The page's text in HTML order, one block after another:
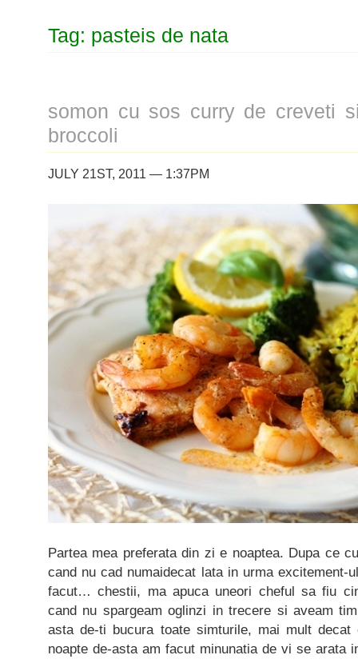
Tag: pasteis de nata
somon cu sos curry de creveti
broccoli
JULY 21ST, 2011 — 1:37PM
Partea mea preferata din zi e noaptea. Dupa ce
cand nu cad numaidecat lata in urma excitement-
facut… chestii, ma apuca uneori cheful sa fiu
cand nu spargeam oglinzi in trecere si aveam
asta de-ti bucura toate simturile, mai mult
noapte de-asta am facut minunatia de vi se arata